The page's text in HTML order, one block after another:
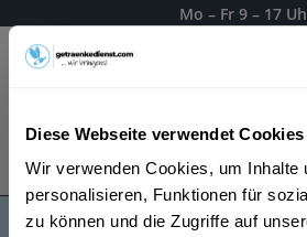
Diese Webseite verwendet Cookies
Wir verwenden Cookies, um Inhalte
personalisieren, Funktionen für
zu können und die Zugriffe auf
Mo – Fr 9 – 17
Es gilt